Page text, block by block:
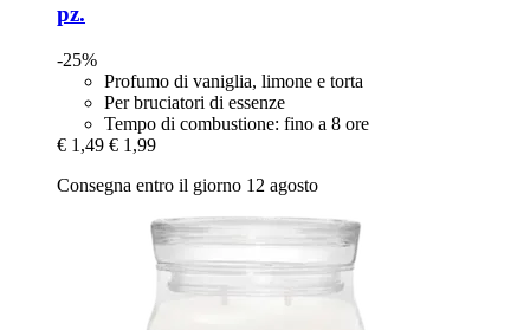
pz.
-25%
Profumo di vaniglia, limone e torta
Per bruciatori di essenze
Tempo di combustione: fino a 8 ore
€ 1,49 € 1,99
Consegna entro il giorno 12 agosto